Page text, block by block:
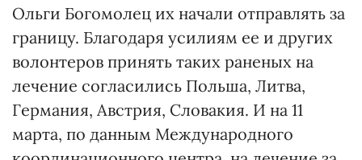
Ольги Богомолец их начали отправлять за
границу. Благодаря усилиям ее и других
волонтеров принять таких раненых на
лечение согласились Польша, Литва,
Германия, Австрия, Словакия. И на 11
марта, по данным Международного